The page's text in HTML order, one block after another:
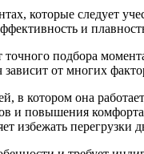
которые следует
и
точного подбора
от многих
в котором она
и повышения
избежать